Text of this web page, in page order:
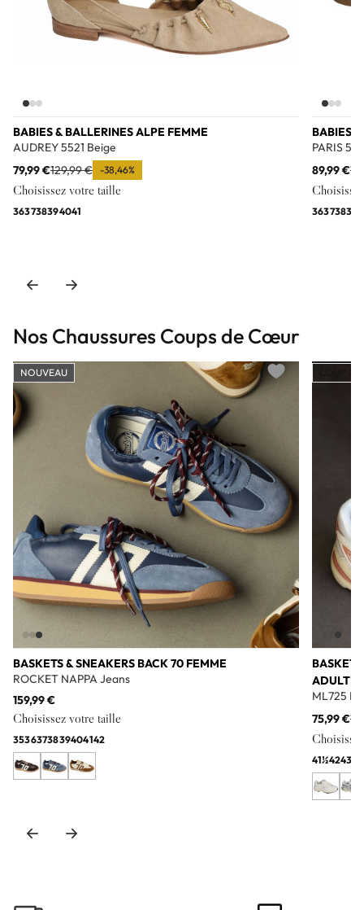
BABIES & BALLERINES ALPE FEMME
AUDREY 5521 Beige
79,99 €129,99 € -38,46%
Choisissez votre taille
363738394041
BABIES
PARIS
89,99 €
36373839
Nos Chaussures Coups de Cœur
BASKETS & SNEAKERS BACK 70 FEMME
ROCKET NAPPA Jeans
159,99 €
Choisissez votre taille
3536373839404142
NOUVEAU
Add to wishlist
ADULTE
ML725
75,99 €
41½4243